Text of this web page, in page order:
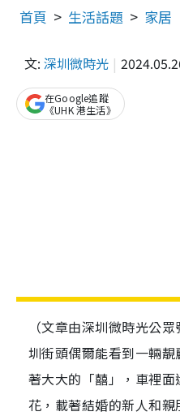
首頁 生活話題 家居
文: 深圳微時光
在Google追蹤
《UHK 港生活》
（文章由深圳微時光公
圳街頭偶爾能看到一輛
著大大的「囍」，車裡
花，載著結婚的新人和